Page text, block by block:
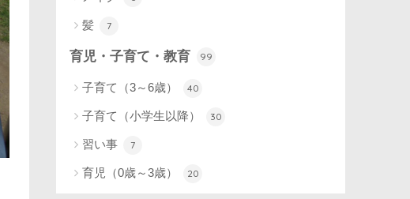
髪 7
育児・子育て・教育 99
子育て（3～6歳） 40
子育て（小学生以降） 30
習い事 7
育児（0歳～3歳） 20